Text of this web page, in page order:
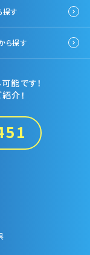
探す
ら探す
能です！
介！